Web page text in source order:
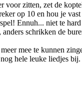
voor zitten, zet de
op 10 en hou je
Ennuh... niet te
schrikken de
mee te kunnen
hele leuke liedjes